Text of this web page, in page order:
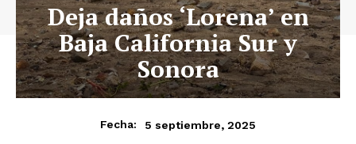
Deja daños ‘Lorena’ en
Baja California Sur y
Sonora
Fecha: 5 septiembre, 2025